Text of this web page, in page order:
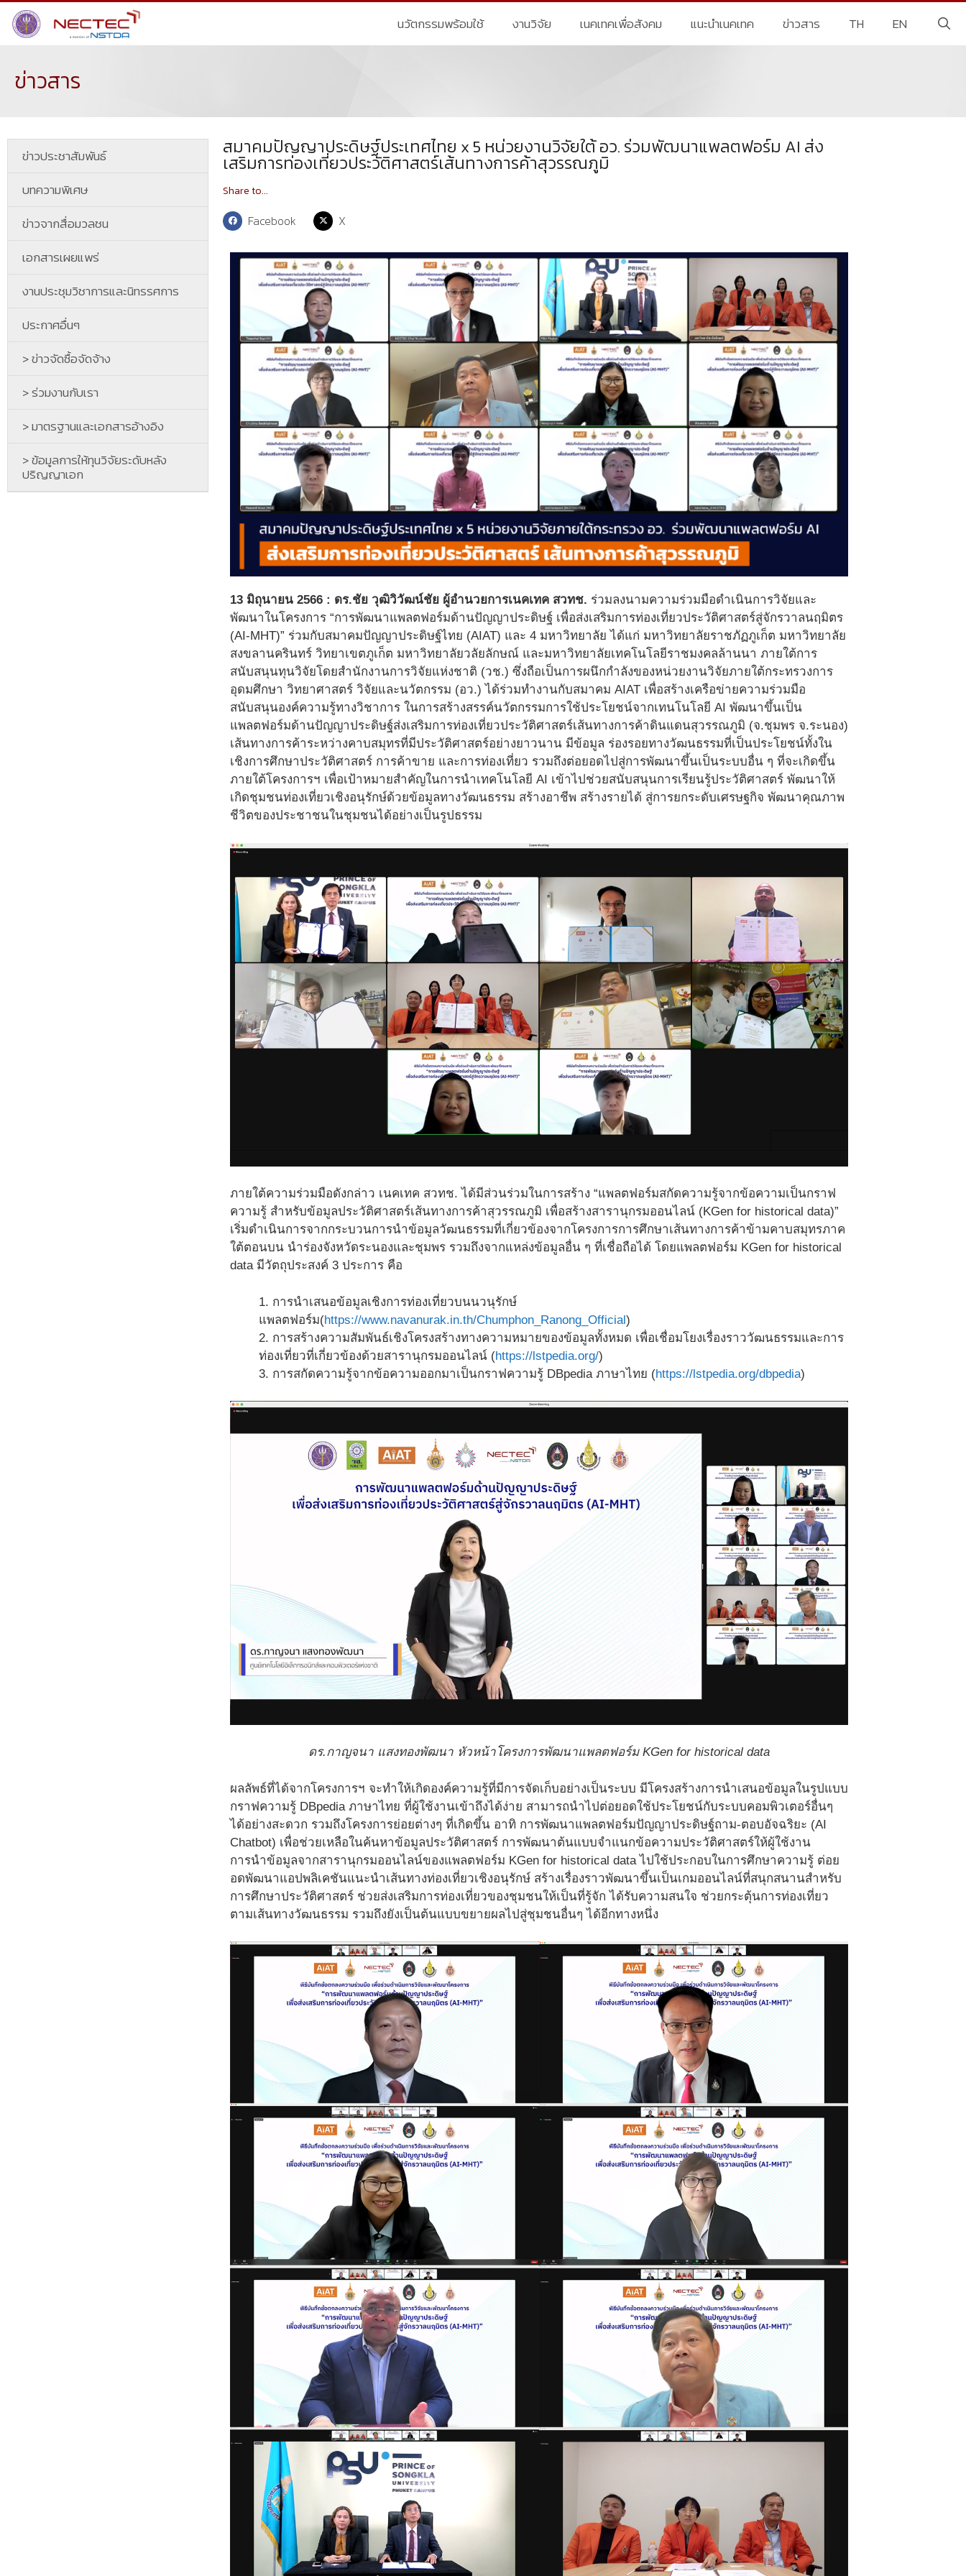
นวัตกรรมพร้อมใช้ งานวิจัย เนคเทคเพื่อสังคม แนะนำเนคเทค ข่าวสาร TH EN
ข่าวสาร
ข่าวประชาสัมพันธ์
บทความพิเศษ
ข่าวจากสื่อมวลชน
เอกสารเผยแพร่
งานประชุมวิชาการและนิทรรศการ
ประกาศอื่นๆ
> ข่าวจัดซื้อจัดจ้าง
> ร่วมงานกับเรา
> มาตรฐานและเอกสารอ้างอิง
> ข้อมูลการให้ทุนวิจัยระดับหลัง
ปริญญาเอก
สมาคมปัญญาประดิษฐ์ประเทศไทย x 5 หน่วยงานวิจัยใต้ อว. ร่วมพัฒนาแพลตฟอร์ม AI ส่ง
เสริมการท่องเที่ยวประวัติศาสตร์เส้นทางการค้าสุวรรณภูมิ
Share to...
Facebook X
13 มิถุนายน 2566 : ดร.ชัย วุฒิวิวัฒน์ชัย ผู้อำนวยการเนคเทค สวทช. ร่วมลงนามความร่วมมือดําเนินการวิจัยและ
พัฒนาในโครงการ “การพัฒนาแพลตฟอร์มด้านปัญญาประดิษฐ์ เพื่อส่งเสริมการท่องเที่ยวประวัติศาสตร์สู่จักรวาลนฤมิตร
(AI-MHT)” ร่วมกับสมาคมปัญญาประดิษฐ์ไทย (AIAT) และ 4 มหาวิทยาลัย ได้แก่ มหาวิทยาลัยราชภัฏภูเก็ต มหาวิทยาลัย
สงขลานครินทร์ วิทยาเขตภูเก็ต มหาวิทยาลัยวลัยลักษณ์ และมหาวิทยาลัยเทคโนโลยีราชมงคลล้านนา ภายใต้การ
สนับสนุนทุนวิจัยโดยสำนักงานการวิจัยแห่งชาติ (วช.) ซึ่งถือเป็นการผนึกกำลังของหน่วยงานวิจัยภายใต้กระทรวงการ
อุดมศึกษา วิทยาศาสตร์ วิจัยและนวัตกรรม (อว.) ได้ร่วมทำงานกับสมาคม AIAT เพื่อสร้างเครือข่ายความร่วมมือ
สนับสนุนองค์ความรู้ทางวิชาการ ในการสร้างสรรค์นวัตกรรมการใช้ประโยชน์จากเทนโนโลยี AI พัฒนาขึ้นเป็น
แพลตฟอร์มด้านปัญญาประดิษฐ์ส่งเสริมการท่องเที่ยวประวัติศาสตร์เส้นทางการค้าดินแดนสุวรรณภูมิ (จ.ชุมพร จ.ระนอง)
เส้นทางการค้าระหว่างคาบสมุทรที่มีประวัติศาสตร์อย่างยาวนาน มีข้อมูล ร่องรอยทางวัฒนธรรมที่เป็นประโยชน์ทั้งใน
เชิงการศึกษาประวัติศาสตร์ การค้าขาย และการท่องเที่ยว รวมถึงต่อยอดไปสู่การพัฒนาขึ้นเป็นระบบอื่น ๆ ที่จะเกิดขึ้น
ภายใต้โครงการฯ เพื่อเป้าหมายสำคัญในการนำเทคโนโลยี AI เข้าไปช่วยสนับสนุนการเรียนรู้ประวัติศาสตร์ พัฒนาให้
เกิดชุมชนท่องเที่ยวเชิงอนุรักษ์ด้วยข้อมูลทางวัฒนธรรม สร้างอาชีพ สร้างรายได้ สู่การยกระดับเศรษฐกิจ พัฒนาคุณภาพ
ชีวิตของประชาชนในชุมชนได้อย่างเป็นรูปธรรม
ภายใต้ความร่วมมือดังกล่าว เนคเทค สวทช. ได้มีส่วนร่วมในการสร้าง “แพลตฟอร์มสกัดความรู้จากข้อความเป็นกราฟ
ความรู้ สําหรับข้อมูลประวัติศาสตร์เส้นทางการค้าสุวรรณภูมิ เพื่อสร้างสารานุกรมออนไลน์ (KGen for historical data)”
เริ่มดําเนินการจากกระบวนการนําข้อมูลวัฒนธรรมที่เกี่ยวข้องจากโครงการการศึกษาเส้นทางการค้าข้ามคาบสมุทรภาค
ใต้ตอนบน นําร่องจังหวัดระนองและชุมพร รวมถึงจากแหล่งข้อมูลอื่น ๆ ที่เชื่อถือได้ โดยแพลตฟอร์ม KGen for historical
data มีวัตถุประสงค์ 3 ประการ คือ
1. การนําเสนอข้อมูลเชิงการท่องเที่ยวบนนวนุรักษ์
แพลตฟอร์ม(https://www.navanurak.in.th/Chumphon_Ranong_Official)
2. การสร้างความสัมพันธ์เชิงโครงสร้างทางความหมายของข้อมูลทั้งหมด เพื่อเชื่อมโยงเรื่องราววัฒนธรรมและการ
ท่องเที่ยวที่เกี่ยวข้องด้วยสารานุกรมออนไลน์ (https://lstpedia.org/)
3. การสกัดความรู้จากข้อความออกมาเป็นกราฟความรู้ DBpedia ภาษาไทย (https://lstpedia.org/dbpedia)
ดร.กาญจนา แสงทองพัฒนา หัวหน้าโครงการพัฒนาแพลตฟอร์ม KGen for historical data
ผลลัพธ์ที่ได้จากโครงการฯ จะทําให้เกิดองค์ความรู้ที่มีการจัดเก็บอย่างเป็นระบบ มีโครงสร้างการนําเสนอข้อมูลในรูปแบบ
กราฟความรู้ DBpedia ภาษาไทย ที่ผู้ใช้งานเข้าถึงได้ง่าย สามารถนําไปต่อยอดใช้ประโยชน์กับระบบคอมพิวเตอร์อื่นๆ
ได้อย่างสะดวก รวมถึงโครงการย่อยต่างๆ ที่เกิดขึ้น อาทิ การพัฒนาแพลตฟอร์มปัญญาประดิษฐ์ถาม-ตอบอัจฉริยะ (AI
Chatbot) เพื่อช่วยเหลือในค้นหาข้อมูลประวัติศาสตร์ การพัฒนาต้นแบบจําแนกข้อความประวัติศาสตร์ให้ผู้ใช้งาน
การนำข้อมูลจากสารานุกรมออนไลน์ของแพลตฟอร์ม KGen for historical data ไปใช้ประกอบในการศึกษาความรู้ ต่อย
อดพัฒนาแอปพลิเคชันแนะนำเส้นทางท่องเที่ยวเชิงอนุรักษ์ สร้างเรื่องราวพัฒนาขึ้นเป็นเกมออนไลน์ที่สนุกสนานสําหรับ
การศึกษาประวัติศาสตร์ ช่วยส่งเสริมการท่องเที่ยวของชุมชนให้เป็นที่รู้จัก ได้รับความสนใจ ช่วยกระตุ้นการท่องเที่ยว
ตามเส้นทางวัฒนธรรม รวมถึงยังเป็นต้นแบบขยายผลไปสู่ชุมชนอื่นๆ ได้อีกทางหนึ่ง